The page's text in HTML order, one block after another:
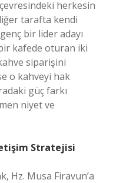
herkesin
tarafta kendi
bir lider adayı
kafede oturan iki
siparişini
o kahveyi hak
güç farkı
niyet ve
Stratejisi
Hz. Musa Firavun’a